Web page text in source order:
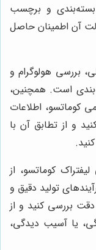
و برچسب
آن اطمینان حاصل
بررسی هولوگرام و
است. همچنین،
کوماتسو، اطلاعات
و از تطابق آن با
کوماتسو، از
تولید دقیق و
دقت بررسی کنید و از
یا آسیب دیدگی،